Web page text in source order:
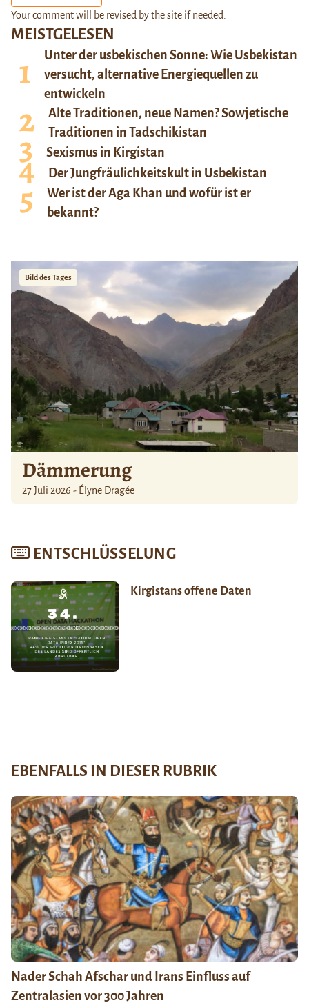
MEISTGELESEN
Unter der usbekischen Sonne: Wie Usbekistan
versucht, alternative Energiequellen zu
entwickeln
Alte Traditionen, neue Namen? Sowjetische
Traditionen in Tadschikistan
Sexismus in Kirgistan
Der Jungfräulichkeitskult in Usbekistan
Wer ist der Aga Khan und wofür ist er
bekannt?
Bild des Tages
Dämmerung
27 Juli 2026 - Élyne Dragée
ENTSCHLÜSSELUNG
Kirgistans offene Daten
Your comment will be revised by the site if needed.
EBENFALLS IN DIESER RUBRIK
Nader Schah Afschar und Irans Einfluss auf
Zentralasien vor 300 Jahren